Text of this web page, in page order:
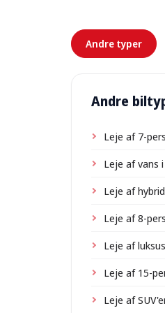
Andre typer
Andre
Leje af 7-
Leje af vans
Leje af
Leje af 8-
Leje af
Leje af 15-
Leje af